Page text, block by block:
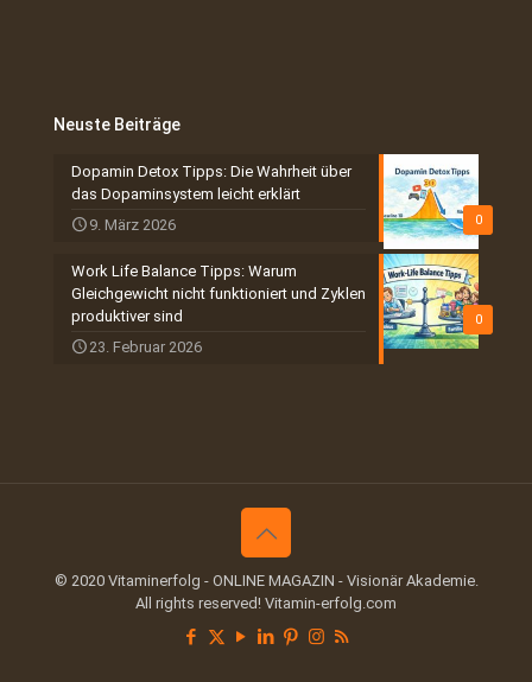
Neuste Beiträge
0
Dopamin Detox Tipps: Die Wahrheit über
das Dopaminsystem leicht erklärt
9. März 2026
0
Work Life Balance Tipps: Warum
Gleichgewicht nicht funktioniert und Zyklen
produktiver sind
23. Februar 2026
© 2020 Vitaminerfolg - ONLINE MAGAZIN - Visionär Akademie.
All rights reserved! Vitamin-erfolg.com